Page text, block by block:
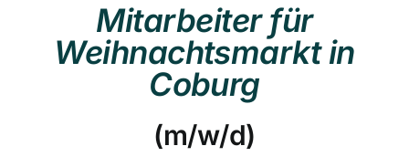
Mitarbeiter für
Weihnachtsmarkt in
Coburg
(m/w/d)